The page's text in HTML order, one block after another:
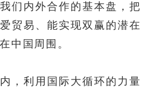
们内外合作的基本盘，把
贸易、能实现双赢的潜在
中国周围。
，利用国际大循环的力量